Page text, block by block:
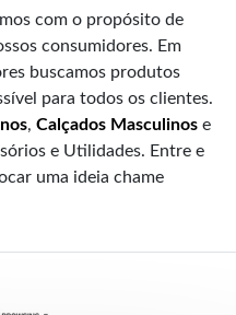
com o propósito de
consumidores. Em
buscamos produtos
para todos os clientes.
, Calçados Masculinos e
e Utilidades. Entre e
uma ideia chame